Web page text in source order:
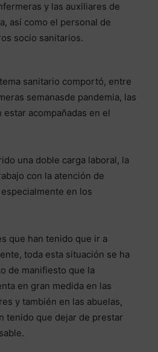
y las auxiliares de
así como el personal de
socio sanitarios.
sanitario comportó, entre
semanasde pandemia, las
acompañadas en el
una doble carga laboral, la
con la atención de
en los
que han tenido que ir a
toda esta situación se ha
de manifiesto que la
en gran medida en las
y también en las abuelas,
tenido que dejar de prestar